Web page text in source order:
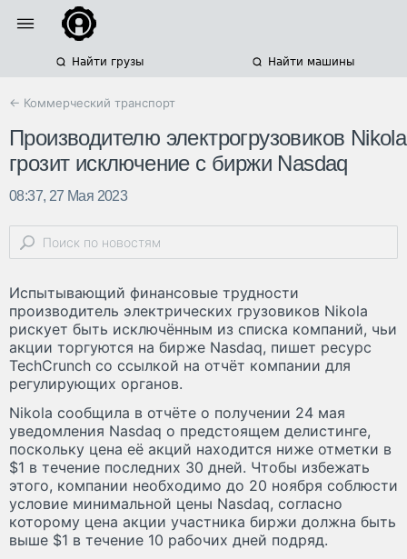
Найти грузы Найти машины
← Коммерческий транспорт
Производителю электрогрузовиков Nikola
грозит исключение с биржи Nasdaq
08:37, 27 Мая 2023
Испытывающий финансовые трудности
производитель электрических грузовиков Nikola
рискует быть исключённым из списка компаний, чьи
акции торгуются на бирже Nasdaq, пишет ресурс
TechCrunch со ссылкой на отчёт компании для
регулирующих органов.
Nikola сообщила в отчёте о получении 24 мая
уведомления Nasdaq о предстоящем делистинге,
поскольку цена её акций находится ниже отметки в
$1 в течение последних 30 дней. Чтобы избежать
этого, компании необходимо до 20 ноября соблюсти
условие минимальной цены Nasdaq, согласно
которому цена акции участника биржи должна быть
выше $1 в течение 10 рабочих дней подряд.